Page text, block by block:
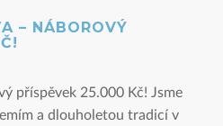
– NÁBOROVÝ
příspěvek 25.000 Kč! Jsme
a dlouholetou tradicí v